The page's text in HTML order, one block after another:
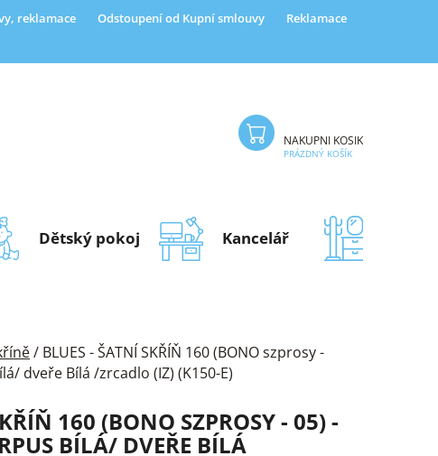
reklamace Odstoupení od Kupní smlouvy Reklamace
NÁKUPNÍ KOŠÍK
PRÁZDNÝ KOŠÍK
Dětský pokoj Kancelář
/ BLUES - ŠATNÍ SKŘÍŇ 160 (BONO szprosy -
dveře Bílá /zrcadlo (IZ) (K150-E)
160 (BONO SZPROSY - 05) -
BÍLÁ/ DVEŘE BÍLÁ